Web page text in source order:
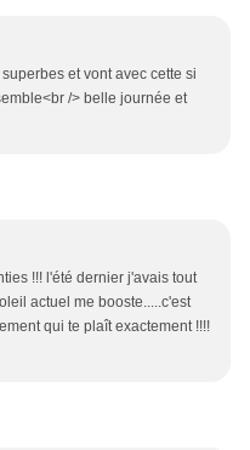
et vont avec cette si
/> belle journée et
!!! l'été dernier j'avais tout
actuel me booste.....c'est
qui te plaît exactement !!!!